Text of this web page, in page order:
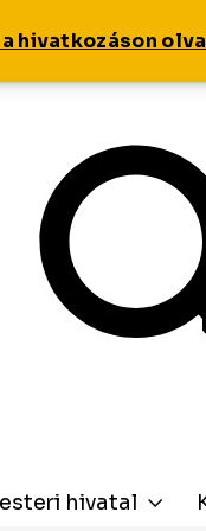
a hivatkozáson
hivatal